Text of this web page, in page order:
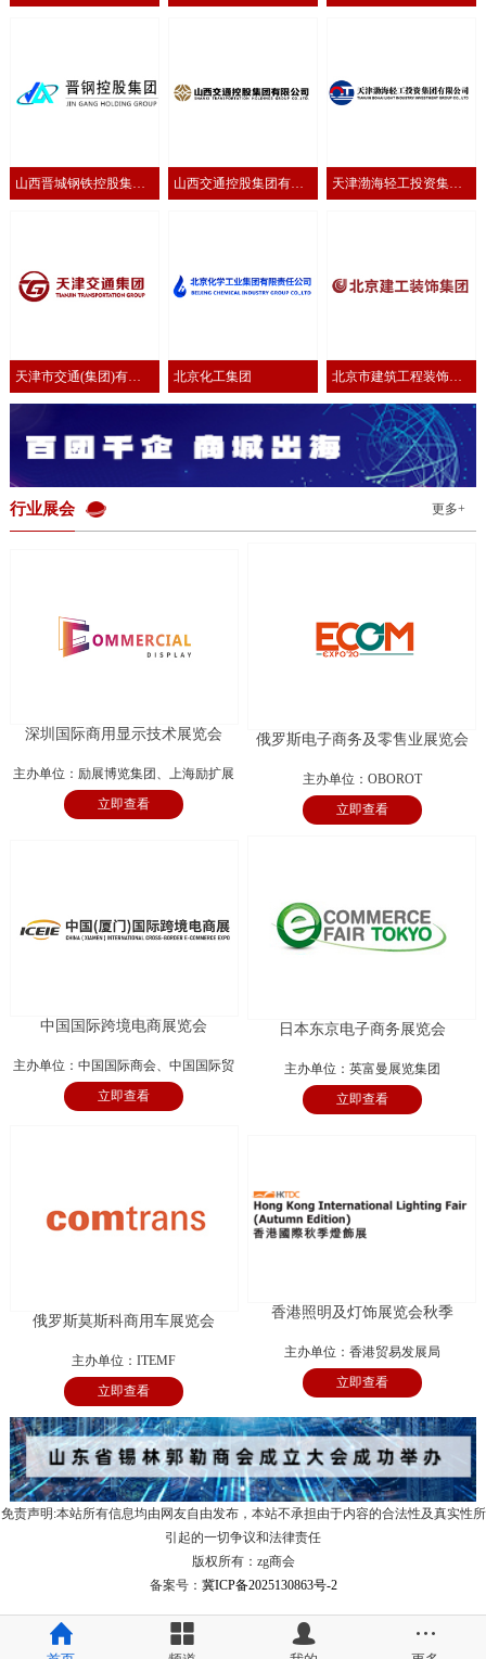
山西晋城钢铁控股集团 山西交通控股集团有限 天津渤海轻工投资集团
天津市交通(集团)有限
公司
北京化工集团 北京市建筑工程装饰集
团有限公司
行业展会 更多+
深圳国际商用显示技术展览会
主办单位：励展博览集团、上海励扩展
览有限公司
立即查看
俄罗斯电子商务及零售业展览会
主办单位：OBOROT
立即查看
中国国际跨境电商展览会
主办单位：中国国际商会、中国国际贸
易促进委员会厦门市委员会、厦门国际
立即查看
日本东京电子商务展览会
主办单位：英富曼展览集团
立即查看
俄罗斯莫斯科商用车展览会
主办单位：ITEMF
立即查看
香港照明及灯饰展览会秋季
主办单位：香港贸易发展局
立即查看
免责声明:本站所有信息均由网友自由发布，本站不承担由于内容的合法性及真实性所
引起的一切争议和法律责任
版权所有：zg商会
备案号： 冀ICP备2025130863号-2